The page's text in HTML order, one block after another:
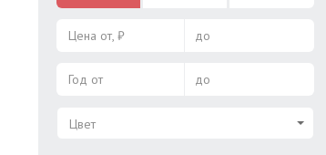
Цена от, ₽ до
Год от до
Цвет